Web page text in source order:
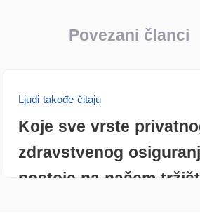
Povezani članci
Ljudi takođe čitaju
Koje sve vrste
zdravstvenog
postoje na našem